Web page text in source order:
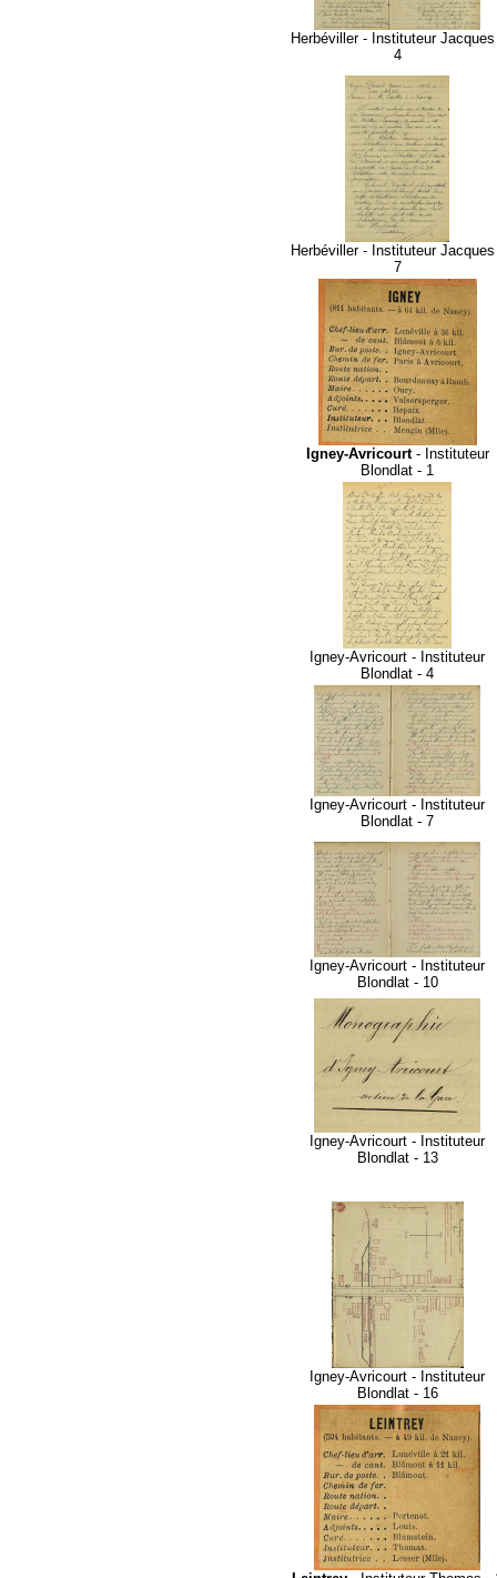
Herbéviller - Instituteur
4
Herbéviller - Instituteur
7
Igney-Avricourt- Instituteur
Blondlat - 1
Igney-Avricourt - Instituteur
Blondlat - 4
Igney-Avricourt - Instituteur
Blondlat - 7
Igney-Avricourt - Instituteur
Blondlat - 10
Igney-Avricourt - Instituteur
Blondlat - 13
Igney-Avricourt - Instituteur
Blondlat - 16